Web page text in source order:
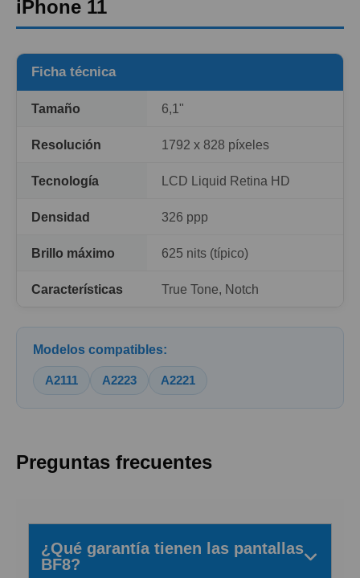
iPhone 11
Ficha técnica
Tamaño 6,1"
Resolución 1792 x 828 píxeles
Tecnología LCD Liquid Retina HD
Densidad 326 ppp
Brillo máximo 625 nits (típico)
Características True Tone, Notch
Modelos compatibles:
A2111 A2223 A2221
Preguntas frecuentes
¿Qué garantía tienen las pantallas
BF8?